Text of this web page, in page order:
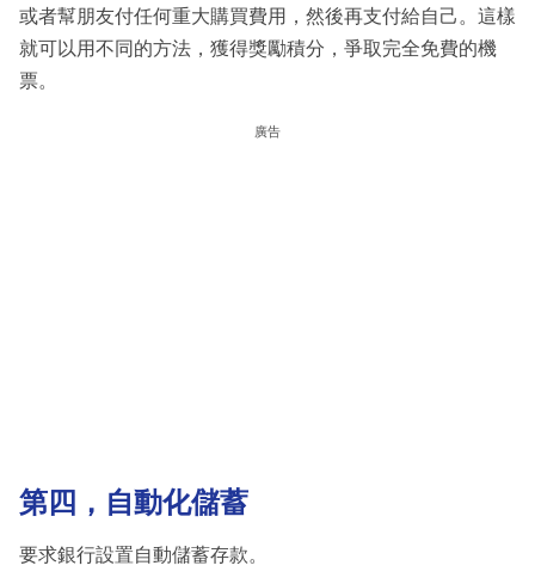
或者幫朋友付任何重大購買費用，然後再支付給自己。這樣
就可以用不同的方法，獲得獎勵積分，爭取完全免費的機
票。
廣告
第四，自動化儲蓄
要求銀行設置自動儲蓄存款。